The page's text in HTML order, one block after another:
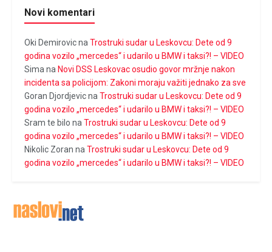
Novi komentari
Oki DemirovicnaTrostruki sudar u Leskovcu: Dete od 9
godina vozilo „mercedes“ i udarilo u BMW i taksi?! – VIDEO
Simana Novi DSS Leskovac osudio govor mržnje nakon
incidenta sa policijom: Zakoni moraju važiti jednako za sve
Goran DjordjevicnaTrostruki sudar u Leskovcu: Dete od 9
godina vozilo „mercedes“ i udarilo u BMW i taksi?! – VIDEO
Sram te bilo naTrostruki sudar u Leskovcu: Dete od 9
godina vozilo „mercedes“ i udarilo u BMW i taksi?! – VIDEO
Nikolic Zoran naTrostruki sudar u Leskovcu: Dete od 9
godina vozilo „mercedes“ i udarilo u BMW i taksi?! – VIDEO